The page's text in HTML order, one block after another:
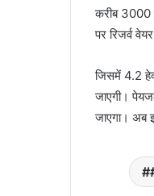
करीब 3000
पर रिजर्व
जिसमें 4.2
जाएगी।
जाएगा। अब